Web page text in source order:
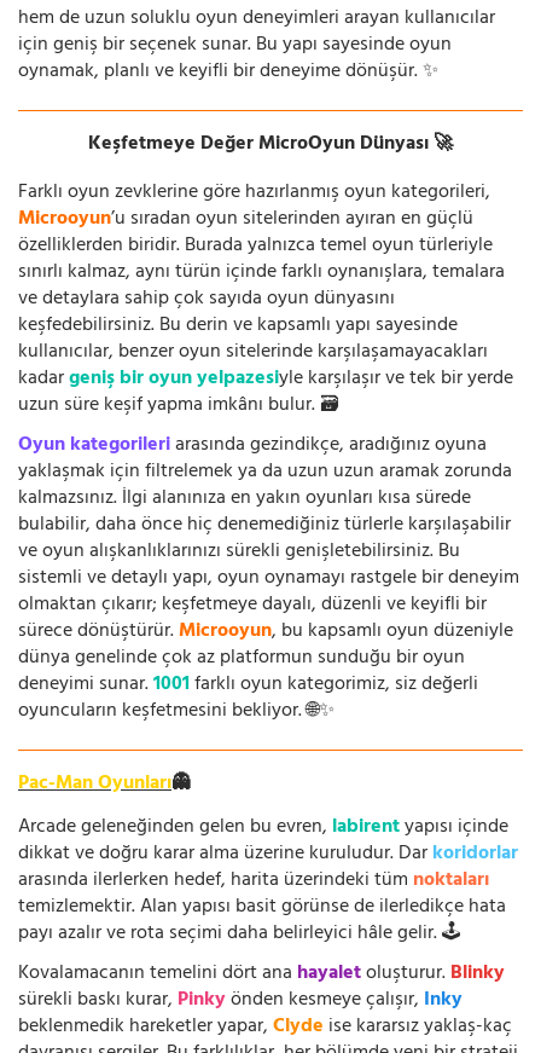
hem de uzun soluklu oyun deneyimleri arayan kullanıcılar
için geniş bir seçenek sunar. Bu yapı sayesinde oyun
oynamak, planlı ve keyifli bir deneyime dönüşür. ✨
Keşfetmeye Değer MicroOyun Dünyası 🚀
Farklı oyun zevklerine göre hazırlanmış oyun kategorileri,
Microoyun’u sıradan oyun sitelerinden ayıran en güçlü
özelliklerden biridir. Burada yalnızca temel oyun türleriyle
sınırlı kalmaz, aynı türün içinde farklı oynanışlara, temalara
ve detaylara sahip çok sayıda oyun dünyasını
keşfedebilirsiniz. Bu derin ve kapsamlı yapı sayesinde
kullanıcılar, benzer oyun sitelerinde karşılaşamayacakları
kadargeniş bir oyun yelpazesiyle karşılaşır ve tek bir yerde
uzun süre keşif yapma imkânı bulur. 🗃️
Oyun kategorileriarasında gezindikçe, aradığınız oyuna
yaklaşmak için filtrelemek ya da uzun uzun aramak zorunda
kalmazsınız. İlgi alanınıza en yakın oyunları kısa sürede
bulabilir, daha önce hiç denemediğiniz türlerle karşılaşabilir
ve oyun alışkanlıklarınızı sürekli genişletebilirsiniz. Bu
sistemli ve detaylı yapı, oyun oynamayı rastgele bir deneyim
olmaktan çıkarır; keşfetmeye dayalı, düzenli ve keyifli bir
sürece dönüştürür.Microoyun, bu kapsamlı oyun düzeniyle
dünya genelinde çok az platformun sunduğu bir oyun
deneyimi sunar.1001farklı oyun kategorimiz, siz değerli
oyuncuların keşfetmesini bekliyor. 🌐✨
Pac-Man Oyunları👻
Arcade geleneğinden gelen bu evren, labirentyapısı içinde
dikkat ve doğru karar alma üzerine kuruludur. Darkoridorlar
arasında ilerlerken hedef, harita üzerindeki tüm noktaları
temizlemektir. Alan yapısı basit görünse de ilerledikçe hata
payı azalır ve rota seçimi daha belirleyici hâle gelir. 🕹️
Kovalamacanın temelini dört ana hayaletoluşturur.Blinky
sürekli baskı kurar, Pinkyönden kesmeye çalışır, Inky
beklenmedik hareketler yapar,Clyde ise kararsız yaklaş-kaç